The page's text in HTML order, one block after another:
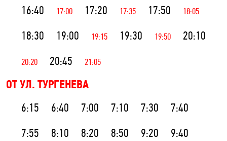
16:40 17:00 17:20 17:35 17:50 18:05
18:30 19:00 19:15 19:30 19:50 20:10
20:20 20:45 21:05
ОТ УЛ. ТУРГЕНЕВА
6:15 6:40 7:00 7:10 7:30
7:40
7:55
8:10 8:20 8:50 9:20
9:40